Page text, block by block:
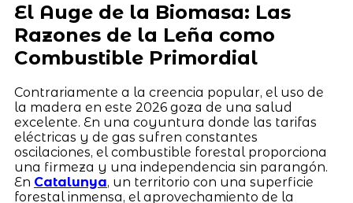
El Auge de la Biomasa: Las
Razones de la Leña como
Combustible Primordial
Contrariamente a la creencia popular, el uso de
la madera en este 2026 goza de una salud
excelente. En una coyuntura donde las tarifas
eléctricas y de gas sufren constantes
oscilaciones, el combustible forestal proporciona
una firmeza y una independencia sin parangón.
En Catalunya, un territorio con una superficie
forestal inmensa, el aprovechamiento de la